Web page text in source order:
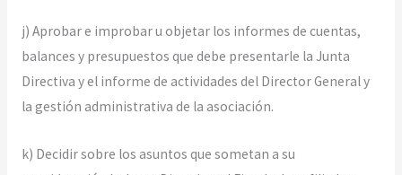
j) Aprobar e improbar u objetar los informes de cuentas,
balances y presupuestos que debe presentarle la Junta
Directiva y el informe de actividades del Director General y
la gestión administrativa de la asociación.
k) Decidir sobre los asuntos que sometan a su